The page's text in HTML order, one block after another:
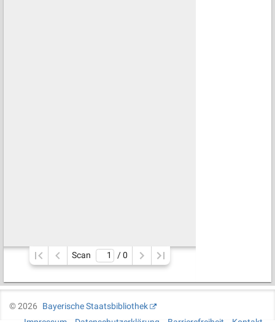
Scan / 0
©2026
Bayerische Staatsbibliothek